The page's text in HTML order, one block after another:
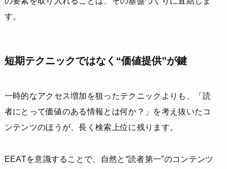
す。
短期テクニックではなく“価値提供”が鍵
一時的なアクセス増加を狙ったテクニックよりも、「読
者にとって価値のある情報とは何か？」を考え抜いたコ
ンテンツのほうが、長く検索上位に残ります。
EEATを意識することで、自然と“読者第一”のコンテンツ